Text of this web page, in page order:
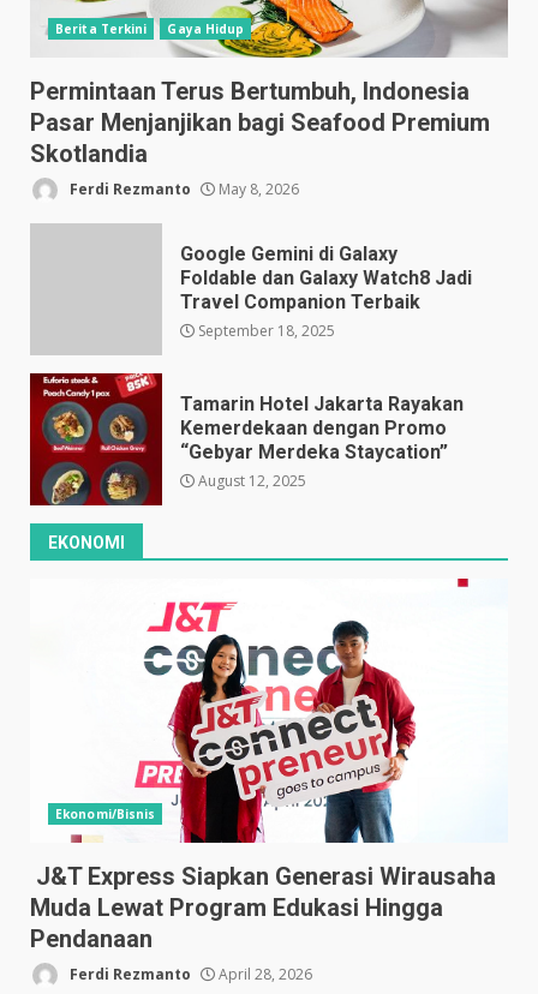
Berita Terkini Gaya Hidup
Permintaan Terus Bertumbuh, Indonesia
Pasar Menjanjikan bagi Seafood Premium
Skotlandia
Ferdi Rezmanto May 8, 2026
Google Gemini di Galaxy
Foldable dan Galaxy Watch8 Jadi
Travel Companion Terbaik
September 18, 2025
Tamarin Hotel Jakarta Rayakan
Kemerdekaan dengan Promo
“Gebyar Merdeka Staycation”
August 12, 2025
EKONOMI
Ekonomi/Bisnis
J&T Express Siapkan Generasi Wirausaha
Muda Lewat Program Edukasi Hingga
Pendanaan
Ferdi Rezmanto April 28, 2026